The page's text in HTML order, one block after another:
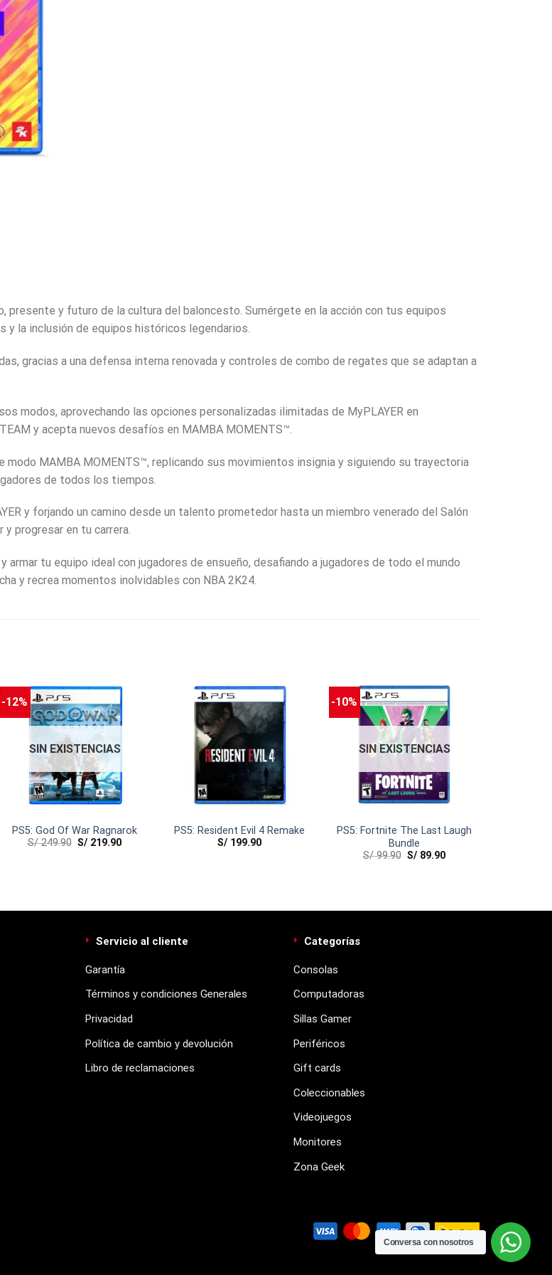
presente y futuro de la cultura del baloncesto. Sumérgete en la acción con tus equipos
y la inclusión de equipos históricos legendarios.
gracias a una defensa interna renovada y controles de combo de regates que se adaptan a
modos, aprovechando las opciones personalizadas ilimitadas de MyPLAYER en
y acepta nuevos desafíos en MAMBA MOMENTS™.
MAMBA MOMENTS™, replicando sus movimientos insignia y siguiendo su trayectoria
de todos los tiempos.
y forjando un camino desde un talento prometedor hasta un miembro venerado del Salón
progresar en tu carrera.
tu equipo ideal con jugadores de ensueño, desafiando a jugadores de todo el mundo
y recrea momentos inolvidables con NBA 2K24.
-12%
SIN EXISTENCIAS
PS5: God Of War Ragnarok
S/249.90 S/ 219.90
PS5: Resident Evil 4 Remake
S/ 199.90
-10%
SIN EXISTENCIAS
PS5: Fortnite The Last Laugh
Bundle
S/99.90 S/ 89.90
Servicio al cliente
Garantía
Términos y condiciones Generales
Privacidad
Política de cambio y devolución
Libro de reclamaciones
Categorías
Consolas
Computadoras
Sillas Gamer
Periféricos
Gift cards
Coleccionables
Videojuegos
Monitores
Zona Geek
Conversa con nosotros